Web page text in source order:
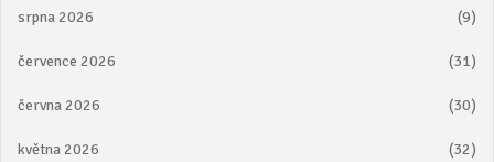
srpna 2026 (9)
července 2026 (31)
června 2026 (30)
května 2026 (32)